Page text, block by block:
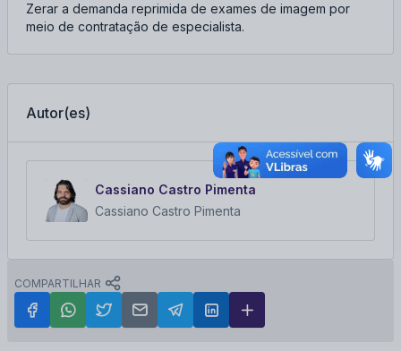
Zerar a demanda reprimida de exames de imagem por
meio de contratação de especialista.
Autor(es)
Cassiano Castro Pimenta
Cassiano Castro Pimenta
COMPARTILHAR